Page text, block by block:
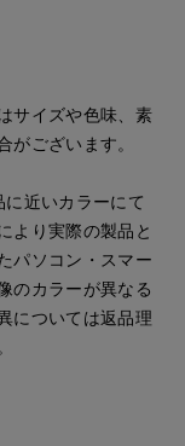
サイズや色味、素
がございます。
近いカラーにて
より実際の製品と
パソコン・スマー
のカラーが異なる
については返品理